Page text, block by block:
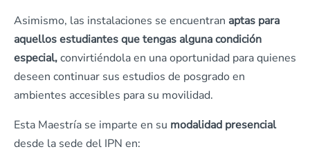
Asimismo, las instalaciones se encuentran aptas para
aquellos estudiantes que tengas alguna condición
especial,convirtiéndola en una oportunidad para quienes
deseen continuar sus estudios de posgrado en
ambientes accesibles para su movilidad.
Esta Maestría se imparte en su modalidad presencial
desde la sede del IPN en: